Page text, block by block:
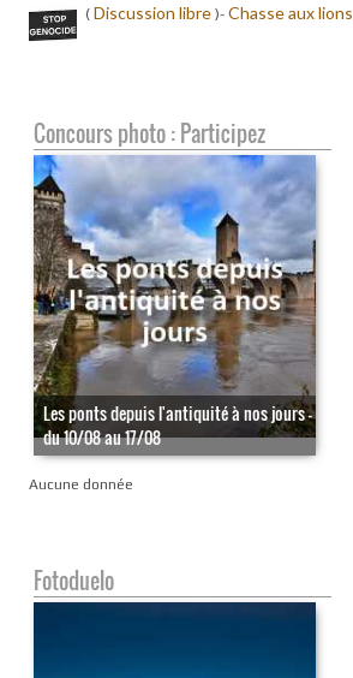
( Discussion libre )- Chasse aux lions
Concours photo : Participez
Les ponts depuis l'antiquité à nos jours -
du 10/08 au 17/08
Aucune donnée
Fotoduelo